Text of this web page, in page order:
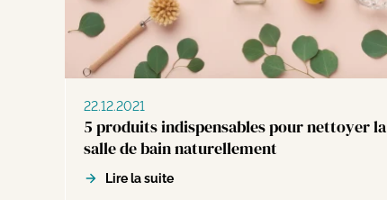
22.12.2021
5 produits indispensables pour nettoyer la
salle de bain naturellement
Lire la suite